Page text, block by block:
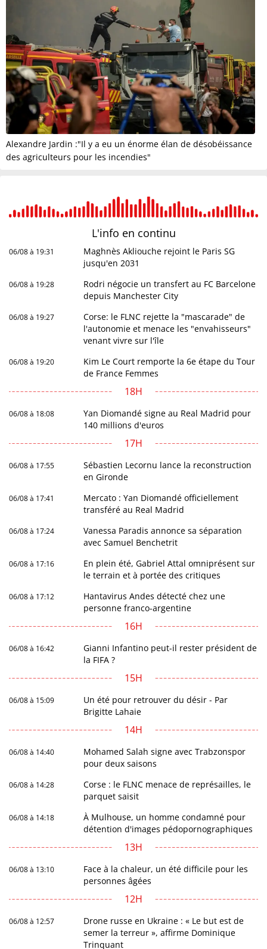
Alexandre Jardin :"Il y a eu un énorme élan de désobéissance
des agriculteurs pour les incendies"
L'info en continu
06/08 à 19:31
Maghnès Akliouche rejoint le Paris SG
jusqu'en 2031
06/08 à 19:28
Rodri négocie un transfert au FC Barcelone
depuis Manchester City
06/08 à 19:27
Corse: le FLNC rejette la "mascarade" de
l'autonomie et menace les "envahisseurs"
venant vivre sur l'île
06/08 à 19:20
Kim Le Court remporte la 6e étape du Tour
de France Femmes
18H
06/08 à 18:08
Yan Diomandé signe au Real Madrid pour
140 millions d'euros
17H
06/08 à 17:55
Sébastien Lecornu lance la reconstruction
en Gironde
06/08 à 17:41
Mercato : Yan Diomandé officiellement
transféré au Real Madrid
06/08 à 17:24
Vanessa Paradis annonce sa séparation
avec Samuel Benchetrit
06/08 à 17:16
En plein été, Gabriel Attal omniprésent sur
le terrain et à portée des critiques
06/08 à 17:12
Hantavirus Andes détecté chez une
personne franco-argentine
16H
06/08 à 16:42
Gianni Infantino peut-il rester président de
la FIFA ?
15H
06/08 à 15:09
Un été pour retrouver du désir - Par
Brigitte Lahaie
14H
06/08 à 14:40
Mohamed Salah signe avec Trabzonspor
pour deux saisons
06/08 à 14:28
Corse : le FLNC menace de représailles, le
parquet saisit
06/08 à 14:18
À Mulhouse, un homme condamné pour
détention d'images pédopornographiques
13H
06/08 à 13:10
Face à la chaleur, un été difficile pour les
personnes âgées
12H
06/08 à 12:57
Drone russe en Ukraine : « Le but est de
semer la terreur », affirme Dominique
Trinquant